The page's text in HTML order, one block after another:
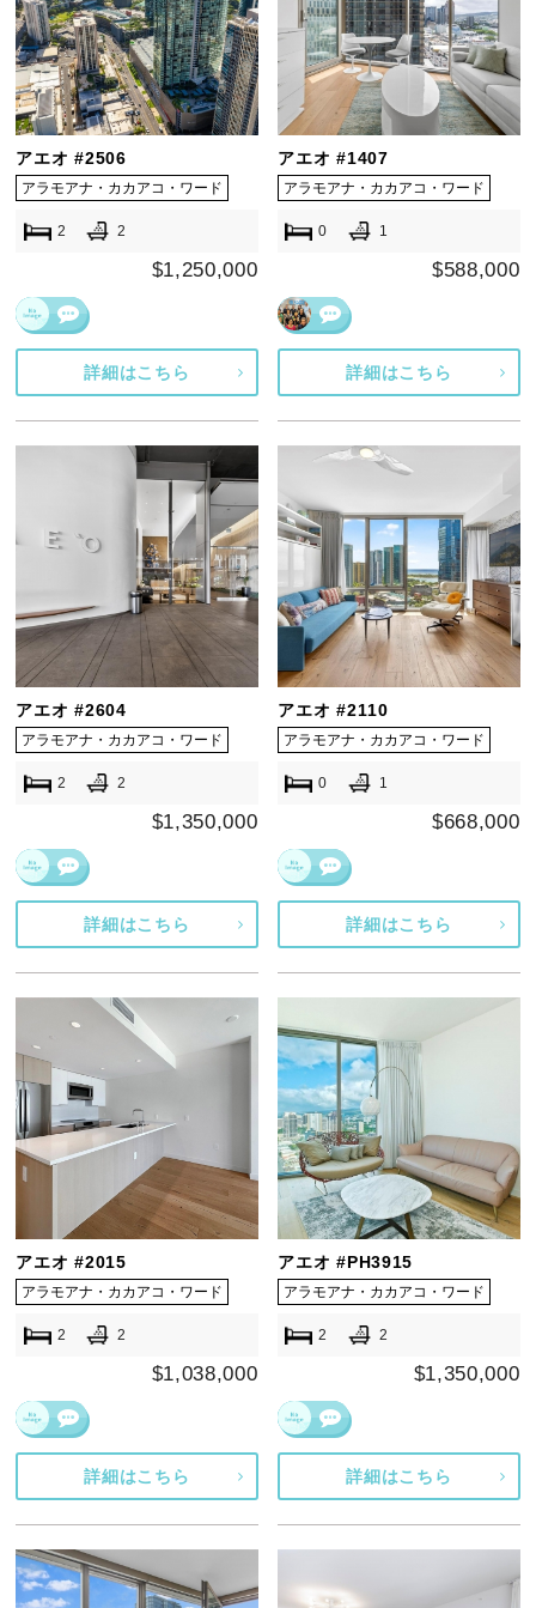
アエオ #2506
アラモアナ・カカアコ・ワード
2 2
$1,250,000
詳細はこちら
アエオ #1407
アラモアナ・カカアコ・ワード
0 1
$588,000
詳細はこちら
アエオ #2604
アラモアナ・カカアコ・ワード
2 2
$1,350,000
詳細はこちら
アエオ #2110
アラモアナ・カカアコ・ワード
0 1
$668,000
詳細はこちら
アエオ #2015
アラモアナ・カカアコ・ワード
2 2
$1,038,000
詳細はこちら
アエオ #PH3915
アラモアナ・カカアコ・ワード
2 2
$1,350,000
詳細はこちら